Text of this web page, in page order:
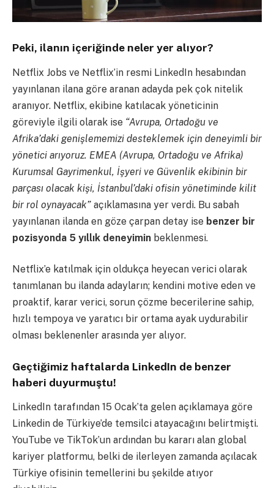
Peki, ilanın içeriğinde neler yer alıyor?
Netflix Jobs ve Netflix’in resmi LinkedIn hesabından
yayınlanan ilana göre aranan adayda pek çok nitelik
aranıyor. Netflix, ekibine katılacak yöneticinin
göreviyle ilgili olarak ise “Avrupa, Ortadoğu ve
Afrika’daki genişlememizi desteklemek için deneyimli bir
yönetici arıyoruz. EMEA (Avrupa, Ortadoğu ve Afrika)
Kurumsal Gayrimenkul, İşyeri ve Güvenlik ekibinin bir
parçası olacak kişi, İstanbul’daki ofisin yönetiminde kilit
bir rol oynayacak” açıklamasına yer verdi. Bu sabah
yayınlanan ilanda en göze çarpan detay ise benzer bir
pozisyonda 5 yıllık deneyimin beklenmesi.
Netflix’e katılmak için oldukça heyecan verici olarak
tanımlanan bu ilanda adayların; kendini motive eden ve
proaktif, karar verici, sorun çözme becerilerine sahip,
hızlı tempoya ve yaratıcı bir ortama ayak uydurabilir
olması beklenenler arasında yer alıyor.
Geçtiğimiz haftalarda LinkedIn de benzer
haberi duyurmuştu!
LinkedIn tarafından 15 Ocak’ta gelen açıklamaya göre
Linkedin de Türkiye’de temsilci atayacağını belirtmişti.
YouTube ve TikTok’un ardından bu kararı alan global
kariyer platformu, belki de ilerleyen zamanda açılacak
Türkiye ofisinin temellerini bu şekilde atıyor